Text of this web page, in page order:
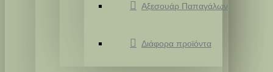
Αξεσουάρ Παπαγάλων
Διάφορα προϊόντα